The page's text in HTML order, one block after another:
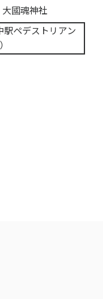
大國魂神社
駅ペデストリアン